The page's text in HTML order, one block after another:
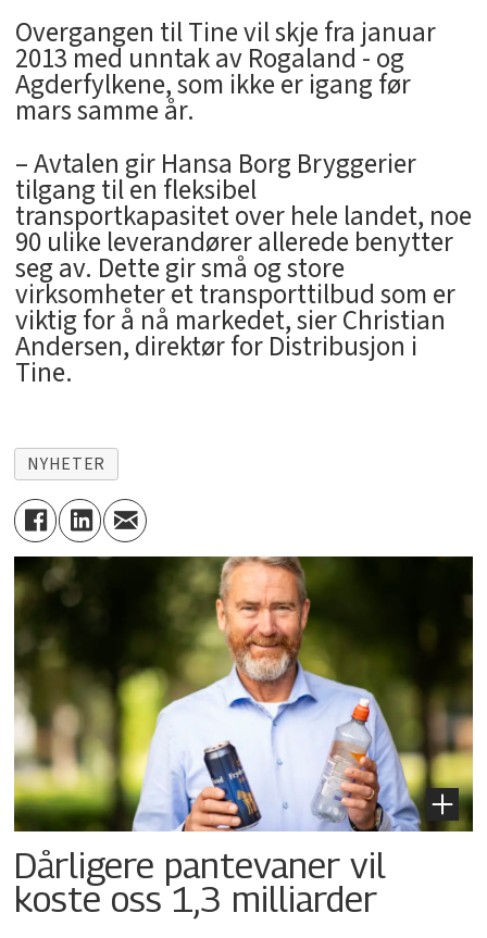
Overgangen til Tine vil skje fra januar
2013 med unntak av Rogaland - og
Agderfylkene, som ikke er igang før
mars samme år.
– Avtalen gir Hansa Borg Bryggerier
tilgang til en fleksibel
transportkapasitet over hele landet, noe
90 ulike leverandører allerede benytter
seg av. Dette gir små og store
virksomheter et transporttilbud som er
viktig for å nå markedet, sier Christian
Andersen, direktør for Distribusjon i
Tine.
NYHETER
Dårligere pantevaner vil
koste oss 1,3 milliarder